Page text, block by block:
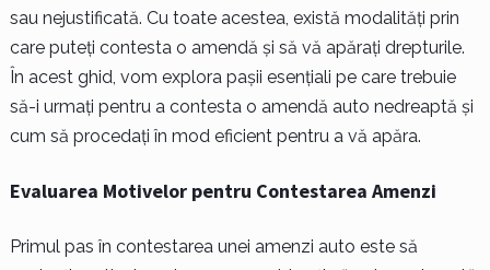
sau nejustificată. Cu toate acestea, există modalități prin
care puteți contesta o amendă și să vă apărați drepturile.
În acest ghid, vom explora pașii esențiali pe care trebuie
să-i urmați pentru a contesta o amendă auto nedreaptă și
cum să procedați în mod eficient pentru a vă apăra.
Evaluarea Motivelor pentru Contestarea Amenzi
Primul pas în contestarea unei amenzi auto este să